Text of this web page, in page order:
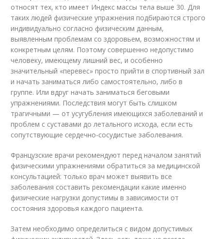
относят тех, кто имеет Индекс массы тела выше 30. Для
таких людей физические упражнения подбираются строго
индивидуально согласно физическим данным,
выявленным проблемам со здоровьем, возможностям и
конкретным целям. Поэтому совершенно недопустимо
человеку, имеющему лишний вес, и особенно
значительный «перевес» просто прийти в спортивный зал
и начать заниматься либо самостоятельно, либо в
группе. Или вдруг начать заниматься беговыми
упражнениями. Последствия могут быть слишком
трагичными — от усугубления имеющихся заболеваний и
проблем с суставами до летального исхода, если есть
сопутствующие сердечно-сосудистые заболевания.
Французские врачи рекомендуют перед началом занятий
физическими упражнениями обратиться за медицинской
консультацией: только врач может выявить все
заболевания составить рекомендации какие именно
физические нагрузки допустимы в зависимости от
состояния здоровья каждого пациента.
Затем необходимо определиться с видом допустимых